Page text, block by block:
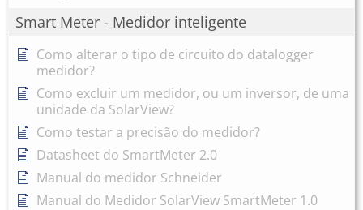
Smart Meter - Medidor inteligente
Como alterar o tipo de circuito do datalogger
medidor?
Como excluir um medidor, ou um inversor, de uma
unidade da SolarView?
Como testar a precisão do medidor?
Datasheet do SmartMeter 2.0
Manual do medidor Schneider
Manual do Medidor SolarView SmartMeter 1.0